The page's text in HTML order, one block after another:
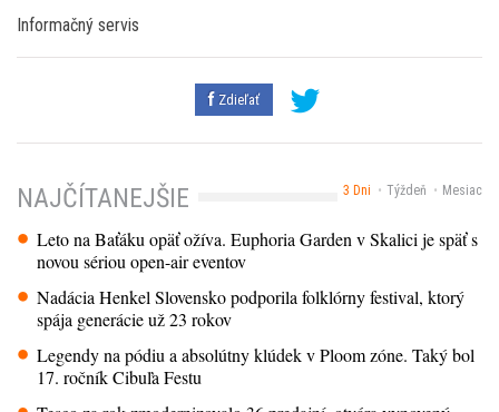
Informačný servis
Zdieľať
3 Dni Týždeň Mesiac
NAJČÍTANEJŠIE
Leto na Baťáku opäť ožíva. Euphoria Garden v Skalici je späť s
novou sériou open-air eventov
Nadácia Henkel Slovensko podporila folklórny festival, ktorý
spája generácie už 23 rokov
Legendy na pódiu a absolútny klúdek v Ploom zóne. Taký bol
17. ročník Cibuľa Festu